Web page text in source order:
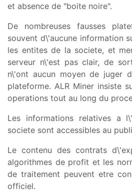
et absence de "boite noire".
De nombreuses fausses
souvent d\'aucune information
les entites de la societe, et
serveur n\'est pas clair, de
n\'ont aucun moyen de juger
plateforme. ALR Miner insiste
operations tout au long du
Les informations relatives a
societe sont accessibles au
Le contenu des contrats
algorithmes de profit et les
de traitement peuvent etre
officiel.